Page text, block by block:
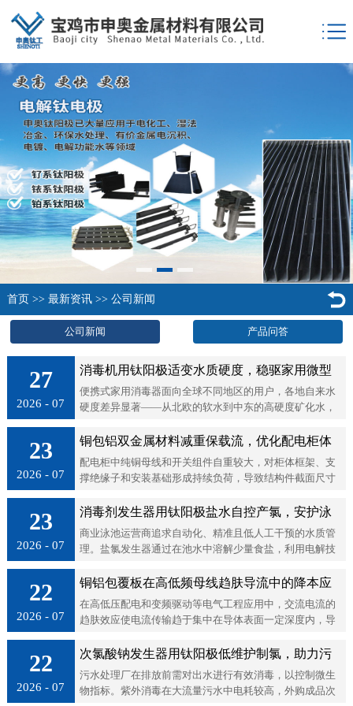
首页 >> 最新资讯>> 公司新闻
公司新闻 产品问答
27
2026 - 07
消毒机用钛阳极适变水质硬度，稳驱家用微型
消毒器
便携式家用消毒器面向全球不同地区的用户，各地自来水
硬度差异显著——从北欧的软水到中东的高硬度矿化水，
或少量添加食盐生成活性氯消毒剂...
23
2026 - 07
铜包铝双金属材料减重保载流，优化配电柜体
结构设计
配电柜中纯铜母线和开关组件自重较大，对柜体框架、支
撑绝缘子和安装基础形成持续负荷，导致结构件截面尺寸
攀升。铜包铝双金属材料以铝芯承...
23
2026 - 07
消毒剂发生器用钛阳极盐水自控产氯，安护泳
池水质
商业泳池运营商追求自动化、精准且低人工干预的水质管
理。盐氯发生器通过在池水中溶解少量食盐，利用电解技
其核心部件便是消毒剂发生器用的...
22
2026 - 07
铜铝包覆板在高低频母线趋肤导流中的降本应
用
在高低压配电和变频驱动等电气工程应用中，交流电流的
趋肤效应使电流传输趋于集中在导体表面一定深度内，导
导电材料，但芯部铜材对载流的实...
22
2026 - 07
次氯酸钠发生器用钛阳极低维护制氯，助力污
水消毒达标
污水处理厂在排放前需对出水进行有效消毒，以控制微生
物指标。紫外消毒在大流量污水中电耗较高，外购成品次